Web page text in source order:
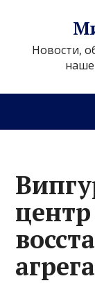
Новости,